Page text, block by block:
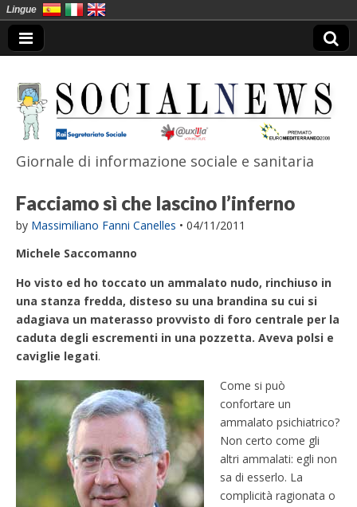
SocialNews
Giornale di informazione sociale e sanitaria
Facciamo sì che lascino l’inferno
by Massimiliano Fanni Canelles • 04/11/2011
Michele Saccomanno
Ho visto ed ho toccato un ammalato nudo, rinchiuso in
una stanza fredda, disteso su una brandina su cui si
adagiava un materasso provvisto di foro centrale per la
caduta degli escrementi in una pozzetta. Aveva polsi e
caviglie legati.
Come si può
confortare un
ammalato psichiatrico?
Non certo come gli
altri ammalati: egli non
sa di esserlo. La
complicità ragionata o
Lingue